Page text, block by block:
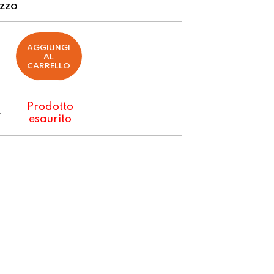
AGGIUNGI
AL
CARRELLO
Prodotto
esaurito